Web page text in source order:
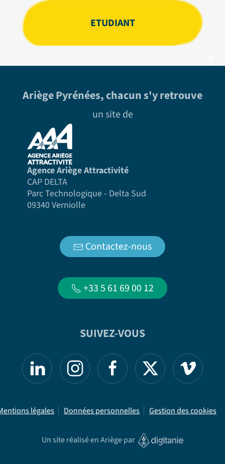
ETUDIANT
Ariège Pyrénées, chacun s'y retrouve
un site de
Agence Ariège Attractivité
CAP DELTA
Parc Technologique - Delta Sud
09340 Verniolle
Contactez-nous
+33 5 61 69 00 12
SUIVEZ-VOUS
légales Données personnelles Gestion des cookies
Un site réalisé en Ariège par